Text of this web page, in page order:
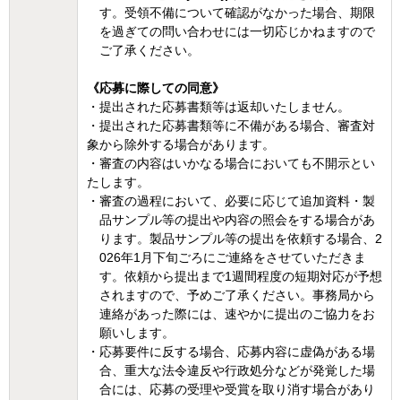
す。受領不備について確認がなかった場合、期限
を過ぎての問い合わせには一切応じかねますので
ご了承ください。
《応募に際しての同意》
・提出された応募書類等は返却いたしません。
・提出された応募書類等に不備がある場合、審査対
象から除外する場合があります。
・審査の内容はいかなる場合においても不開示とい
たします。
・審査の過程において、必要に応じて追加資料・製
品サンプル等の提出や内容の照会をする場合があ
ります。製品サンプル等の提出を依頼する場合、2
026年1月下旬ごろにご連絡をさせていただきま
す。依頼から提出まで1週間程度の短期対応が予想
されますので、予めご了承ください。事務局から
連絡があった際には、速やかに提出のご協力をお
願いします。
・応募要件に反する場合、応募内容に虚偽がある場
合、重大な法令違反や行政処分などが発覚した場
合には、応募の受理や受賞を取り消す場合があり